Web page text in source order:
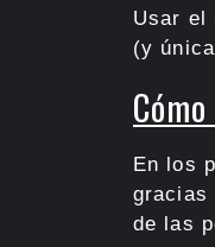
Usar el
(y
En los
gracias
de las